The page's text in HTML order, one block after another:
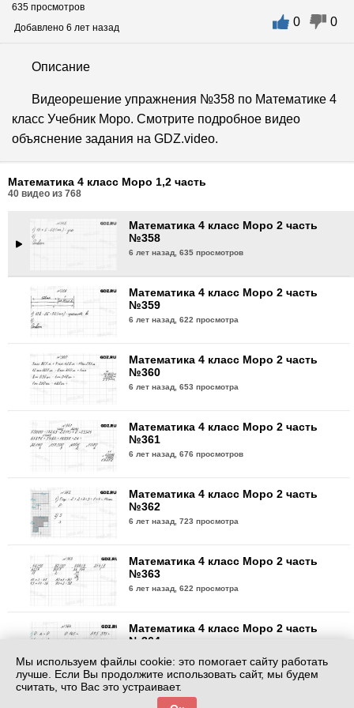
635 просмотров
Добавлено 6 лет назад
0 0
Описание
Видеорешение упражнения №358 по Математике 4
класс Учебник Моро. Смотрите подробное видео
объяснение задания на GDZ.video.
Математика 4 класс Моро 1,2 часть
40 видео из 768
Математика 4 класс Моро 2 часть
№356
6 лет назад,757 просмотров
6 лет назад,624 просмотра
Математика 4 класс Моро 2 часть
№358
6 лет назад,635 просмотров
Математика 4 класс Моро 2 часть
№359
6 лет назад,622 просмотра
Математика 4 класс Моро 2 часть
№360
6 лет назад,653 просмотра
Математика 4 класс Моро 2 часть
№361
6 лет назад,676 просмотров
Математика 4 класс Моро 2 часть
№362
6 лет назад,723 просмотра
Математика 4 класс Моро 2 часть
№363
6 лет назад,622 просмотра
Математика 4 класс Моро 2 часть
№364
Математика 4 класс Моро 2 часть
Мы используем файлы cookie: это помогает сайту работать
лучше. Если Вы продолжите использовать сайт, мы будем
считать, что Вас это устраивает.